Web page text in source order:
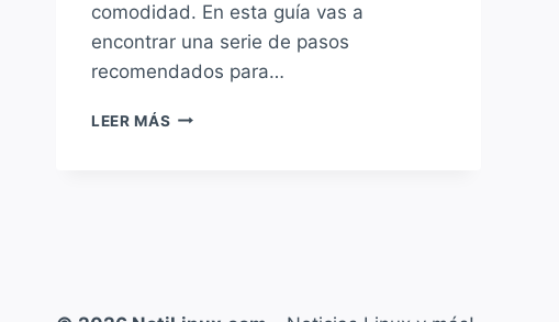
comodidad. En esta guía vas a
encontrar una serie de pasos
recomendados para…
LEER MÁS QUÉ